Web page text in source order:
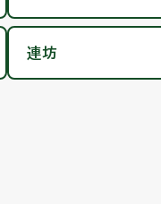
連坊